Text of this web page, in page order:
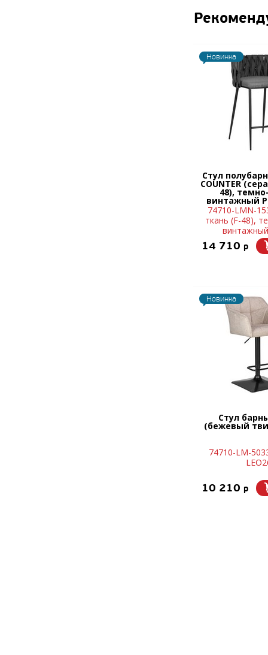
Новинка
Стул
COUNTER
48),
винтажный
74710-LMN-
ткань (F-48),
14 710 p
Новинка
Стул
(бежевый
74710-LM-
10 210 p